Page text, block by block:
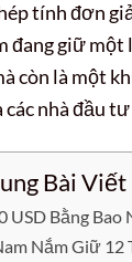
tính đơn
đang giữ một
còn là một
các nhà đầu
Bài Viết
USD Bằng Bao
Nắm Giữ 12